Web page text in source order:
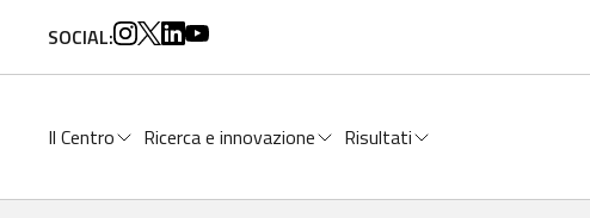
SOCIAL:
Il Centro Ricerca e innovazione Risultati